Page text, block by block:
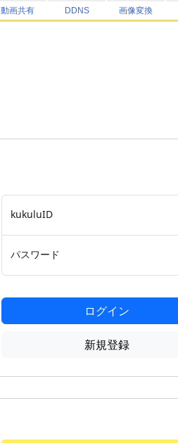
動画共有 DDNS 画像変換
kukuluID
パスワード
ログイン
新規登録